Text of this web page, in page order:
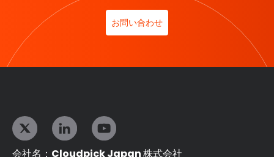
お問い合わせ
会社名：Cloudpick Japan 株式会社